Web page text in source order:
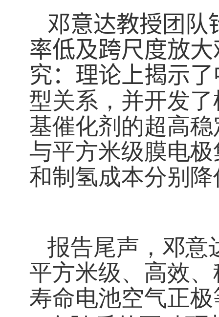
邓意达教授 团队
率低及跨尺度放
究：理论上揭示
型关系，并开发
基催化剂的超高
与平方米级膜电
和制氢成本分别降
报告尾声，邓意
平方米级、高效
寿命电池空气正